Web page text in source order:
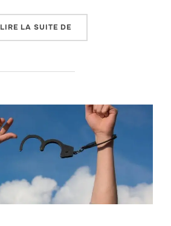
LIRE LA SUITE DE